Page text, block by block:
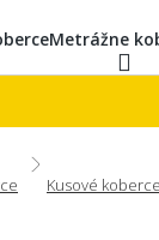
Metrážne
Kusové koberce